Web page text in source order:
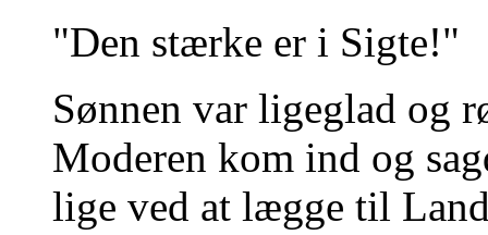
"Den stærke er i Sigte!"
Sønnen var ligeglad og
Moderen kom ind og
lige ved at lægge til